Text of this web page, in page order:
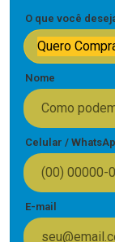
O que você
Quero
Nome
Celular /
E-mail